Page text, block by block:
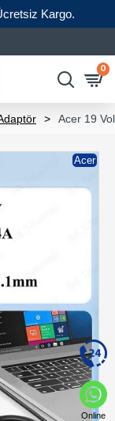
Kargo.
0
Acer 19
Acer
Online